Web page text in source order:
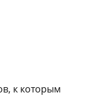
к которым